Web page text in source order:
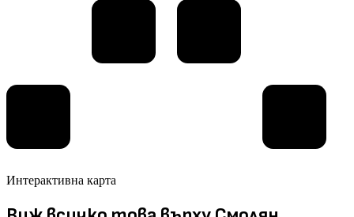
Интерактивна карта